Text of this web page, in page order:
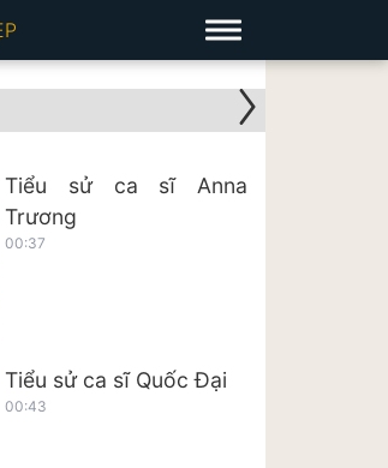
Tiểu sử ca sĩ Anna
Trương
00:37
Tiểu sử ca sĩ Quốc Đại
00:43